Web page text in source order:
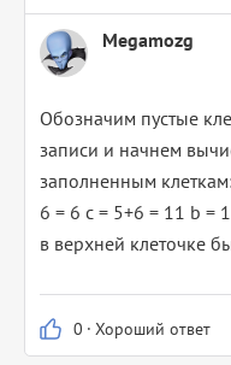
Megamozg
Обозначим пустые
записи и начнем
заполненным
6 = 6 c = 5+6 = 11 b =
в верхней клеточке
0 · Хороший ответ